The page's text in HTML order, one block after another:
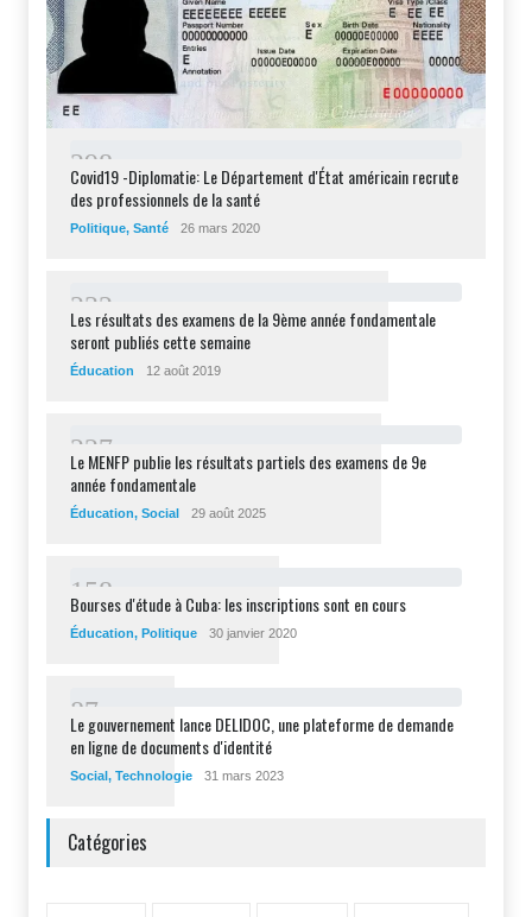
298
Covid19 -Diplomatie: Le Département d'État américain recrute
des professionnels de la santé
Politique, Santé 26 mars 2020
232
Les résultats des examens de la 9ème année fondamentale
seront publiés cette semaine
Éducation 12 août 2019
227
Le MENFP publie les résultats partiels des examens de 9e
année fondamentale
Éducation, Social 29 août 2025
1 58
Bourses d'étude à Cuba: les inscriptions sont en cours
Éducation, Politique 30 janvier 2020
87
Le gouvernement lance DELIDOC, une plateforme de demande
en ligne de documents d'identité
Social , Technologie 31 mars 2023
Catégories